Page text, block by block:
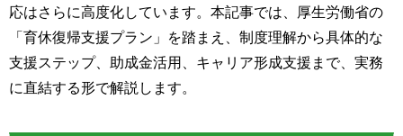
応はさらに高度化しています。本記事では、厚生労働省の
「育休復帰支援プラン」を踏まえ、制度理解から具体的な
支援ステップ、助成金活用、キャリア形成支援まで、実務
に直結する形で解説します。